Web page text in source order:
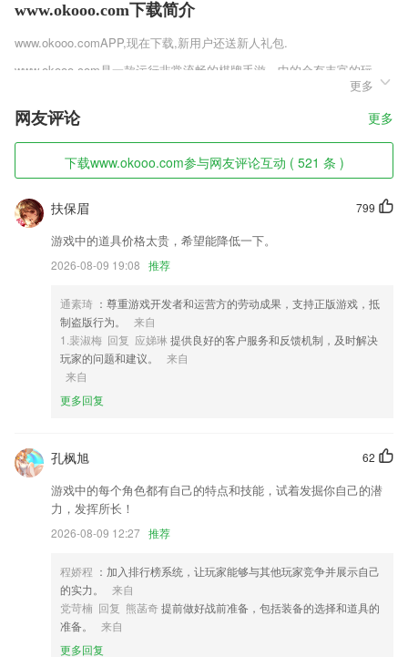
www.okooo.com下载简介
www.okooo.comAPP,现在下载,新用户还送新人礼包.
www.okooo.com是一款运行非常流畅的棋牌手游，中的会有丰富的玩
法，开元电玩娱乐这里的会有很多不同的趣味体验，精彩的赛事举办的非
常的多样，每天都还会有不同的活动，签到就能获得奖励哦，每天都会你
丰厚的奖励，让你自由的展开竞技，无拘无束。
www.okooo.com软件特色
1,为笔记添加提醒；
2,精准的推广服务，数据系统的综合软件。实用的工具很多，推广的素材
也有；
3,点击开始答题，根据提示，从24个备选字中选择组成正确的成语。
5,还有拼图功能可以去使用，带给用会更多便捷的操作。
6,北上广深杭，首单寄件免10元，未按时揽收，可获得相应赔付
www.okooo.com软件优势
1.知识传递现场还原，语音、手势、涂鸦，多种答题方式一应俱全
3.还有很多其他的功能，随时可以体验到更多便利。
4.★仿真墨水笔迹光滑流畅，不是那些粗糙模仿的软件能比的。
5.平台上的教师都是精选的全国优秀教师，通过了层层的严格选拔，致力
于为大家提供最高效的家教服务；
www.okooo.com更新了什么?
增加用户幸运大抽奖增强调查问卷模块
开发商：北京微令信息科技有限公
更多
网友评论 更多
下载www.okooo.com参与网友评论互动 ( 521 条 )
799
扶保眉
游戏中的道具价格太贵，希望能降低一下。
2026-08-09 19:08 推荐
通素琦 ：尊重游戏开发者和运营方的劳动成果，支持正版游戏，抵
制盗版行为。
来自
1.裴淑梅 回复 应娣琳 提供良好的客户服务和反馈机制，及时解决
玩家的问题和建议。
来自
来自
更多回复
62
孔枫旭
游戏中的每个角色都有自己的特点和技能，试着发掘你自己的潜
力，发挥所长！
2026-08-09 12:27 推荐
程娇程 ：加入排行榜系统，让玩家能够与其他玩家竞争并展示自己
的实力。
来自
党苛楠 回复 熊菡奇提前做好战前准备，包括装备的选择和道具的
准备。
来自
更多回复